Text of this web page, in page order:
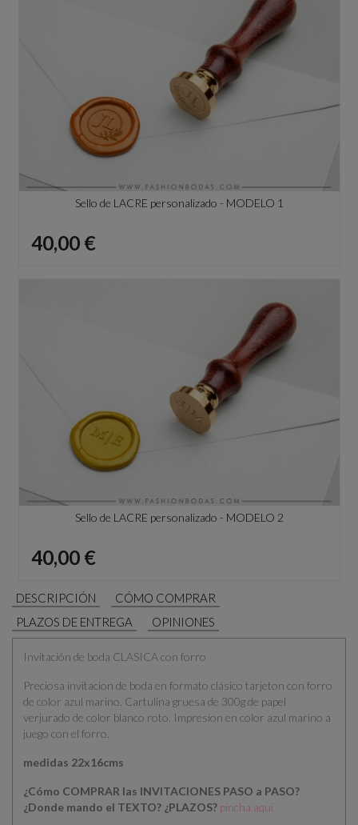
Sello de LACRE personalizado - MODELO 1
Precio
40,00 €
Sello de LACRE personalizado - MODELO 2
Precio
40,00 €
DESCRIPCIÓN
CÓMO COMPRAR
PLAZOS DE ENTREGA
OPINIONES
Invitación de boda CLASICA con forro
Preciosa invitacion de boda en formato clásico tarjeton con forro
de color azul marino. Cartulina gruesa de 300g de papel
verjurado de color blanco roto. Impresion en color azul marino a
juego con el forro.
medidas 22x16cms
¿Cómo COMPRAR las INVITACIONES PASO a PASO?
¿Donde mando el TEXTO? ¿PLAZOS? pincha aqui